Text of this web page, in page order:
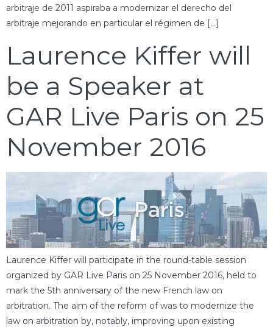
arbitraje de 2011 aspiraba a modernizar el derecho del
arbitraje mejorando en particular el régimen de […]
Laurence Kiffer will
be a Speaker at
GAR Live Paris on 25
November 2016
Laurence Kiffer will participate in the round-table session
organized by GAR Live Paris on 25 November 2016, held to
mark the 5th anniversary of the new French law on
arbitration. The aim of the reform of was to modernize the
law on arbitration by, notably, improving upon existing